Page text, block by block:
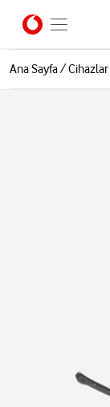
Ana Sayfa/Cihazlar